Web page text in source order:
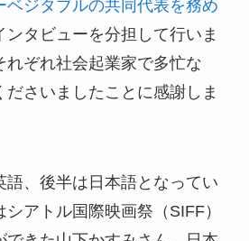
ベジタブルの共同代表を務め
ンタビューを分担して行いま
れぞれ社会起業家で多忙な
さいましたことに感謝しま
語、後半は日本語となってい
アトル国際映画祭（SIFF）